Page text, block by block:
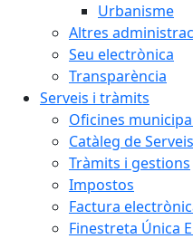
Urbanisme
Altres
Seu electrònica
Transparència
Serveis i tràmits
Oficines
Catàleg de Serveis
Tràmits i gestions
Impostos
Factura
Finestreta Única